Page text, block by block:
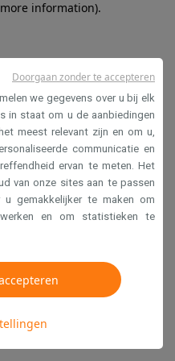
information).
we gegevens over u bij elk
in staat om u de aanbiedingen
meest relevant zijn en om u,
communicatie en
ervan te meten. Het
van onze sites aan te passen
gemakkelijker te maken om
en om statistieken te
Doorgaan zonder te accepteren